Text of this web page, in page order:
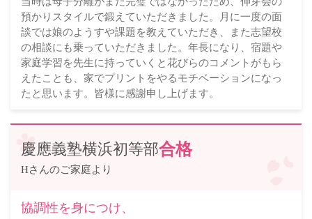
預かりスタイルで鍛えていただきました。月に一度の面
談では娘のようすや課題を教えていただき、また志望校
の相談にも乗っていただきました。年長になり、宿題や
家庭学習を先生に持っていくと花びらのコメントがもら
えたことも、家でプリントをやるモチベーションになっ
たと思います。皆様に感謝申し上げます。
慶應義塾横浜初等部合格
Hさんのご家庭より
協調性を身につけ、